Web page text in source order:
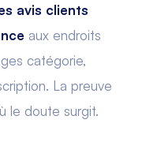
avis clients
aux endroits
catégorie,
La preuve
le doute surgit.